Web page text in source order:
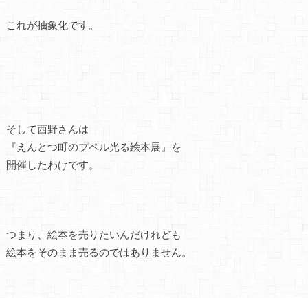
これが抽象化です。
そして西野さんは
『えんとつ町のプペル光る絵本展』を
開催したわけです。
つまり、絵本を売りたいんだけれども
絵本をそのまま売るのではありません。